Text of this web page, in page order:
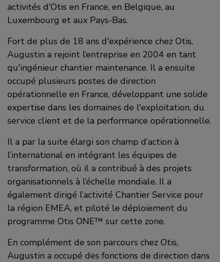
activités d'Otis en France, en Belgique, au
Luxembourg et aux Pays-Bas.
Fort de plus de 18 ans d'expérience chez Otis,
Augustin a rejoint l’entreprise en 2004 en tant
qu'ingénieur chantier maintenance. Il a ensuite
occupé plusieurs postes de direction
opérationnelle en France, développant une solide
expertise dans les domaines de l'exploitation, du
service client et de la performance opérationnelle.
Il a par la suite élargi son champ d’action à
l’international en intégrant les équipes de
transformation, où il a contribué à des projets
organisationnels à l’échelle mondiale. Il a
également dirigé l’activité Chantier Service pour
la région EMEA, et piloté le déploiement du
programme Otis ONE™ sur cette zone.
En complément de son parcours chez Otis,
Augustin a occupé des fonctions de direction dans